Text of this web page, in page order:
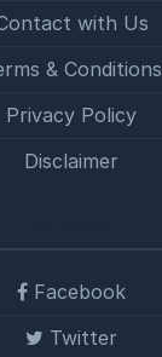
with Us
& Conditions
Privacy Policy
Disclaimer
Facebook
Twitter